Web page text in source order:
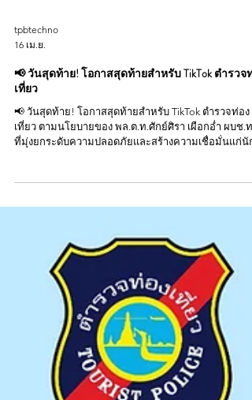
tpbtechno
16 เม.ย.
เที่ยว
📢 วันสุดท้าย! โอกาสสุดท้ายสำหรับ TikTok ตำรวจท่อง
ที่มุ่งยกระดับความปลอดภัยและสร้างความเชื่อมั่นแก่นัก
ท่องเที่ยวช่วง สงกรานต์ เปิดเวทีให้ทุกนายได้แสดงพลัง
ความคิดสร้างสรรค์ผ่าน TikTok 🎬 หัวข้อการประกวด 1.
การดูแลความปลอดภัยนักท่องเที่ยวช่วงเทศกาลสงกราน
2. การอำนวยความสะดวกและช่วยเหลือนักท่องเที่ยว 3.
การป้องกันและปราบปรามการหลอกลวงนักท่องเที่ยว 4.
การประชาสัมพันธ์สายด่วน 1155 5. การแนะนำการใช้งาน
แอปพลิเคชัน Police C